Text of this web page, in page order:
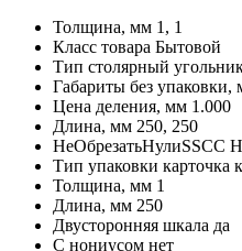
Толщина, мм 1, 1
Класс товара Бытовой
Тип столярный
Габариты без упаковки,
Цена деления, мм 1.000
Длина, мм 250, 250
НеОбрезатьНулиSSCC
Тип упаковки карточка
Толщина, мм 1
Длина, мм 250
Двусторонняя шкала да
С нониусом нет